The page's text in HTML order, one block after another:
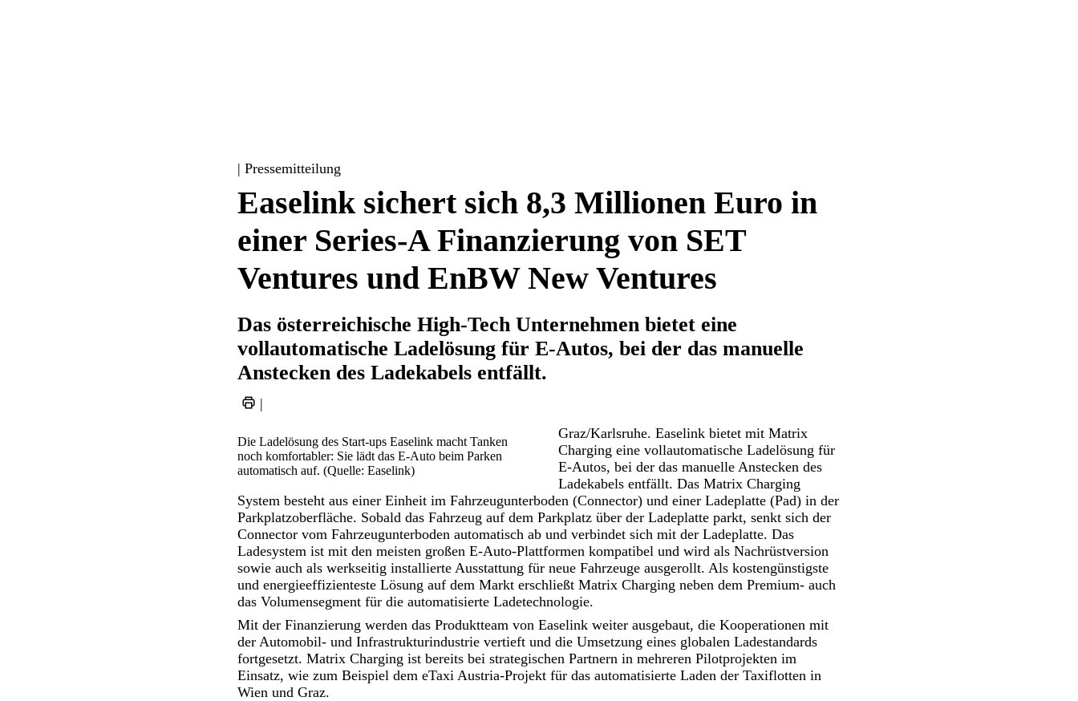
| Pressemitteilung
Easelink sichert sich 8,3 Millionen Euro in
einer Series-A Finanzierung von SET
Ventures und EnBW New Ventures
Das österreichische High-Tech Unternehmen bietet eine
vollautomatische Ladelösung für E-Autos, bei der das manuelle
Anstecken des Ladekabels entfällt.
|
Die Ladelösung des Start-ups Easelink macht Tanken
noch komfortabler: Sie lädt das E-Auto beim Parken
automatisch auf. (Quelle: Easelink)
Graz/Karlsruhe. Easelink bietet mit Matrix
Charging eine vollautomatische Ladelösung für
E-Autos, bei der das manuelle Anstecken des
Ladekabels entfällt. Das Matrix Charging
System besteht aus einer Einheit im Fahrzeugunterboden (Connector) und einer Ladeplatte (Pad) in der
Parkplatzoberfläche. Sobald das Fahrzeug auf dem Parkplatz über der Ladeplatte parkt, senkt sich der
Connector vom Fahrzeugunterboden automatisch ab und verbindet sich mit der Ladeplatte. Das
Ladesystem ist mit den meisten großen E-Auto-Plattformen kompatibel und wird als Nachrüstversion
sowie auch als werkseitig installierte Ausstattung für neue Fahrzeuge ausgerollt. Als kostengünstigste
und energieeffizienteste Lösung auf dem Markt erschließt Matrix Charging neben dem Premium- auch
das Volumensegment für die automatisierte Ladetechnologie.
Mit der Finanzierung werden das Produktteam von Easelink weiter ausgebaut, die Kooperationen mit
der Automobil- und Infrastrukturindustrie vertieft und die Umsetzung eines globalen Ladestandards
fortgesetzt. Matrix Charging ist bereits bei strategischen Partnern in mehreren Pilotprojekten im
Einsatz, wie zum Beispiel dem eTaxi Austria-Projekt für das automatisierte Laden der Taxiflotten in
Wien und Graz.